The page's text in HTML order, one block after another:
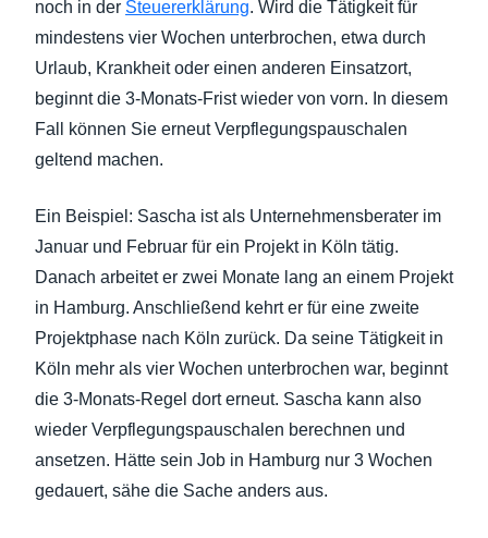
noch in der Steuererklärung. Wird die Tätigkeit für
mindestens vier Wochen unterbrochen, etwa durch
Urlaub, Krankheit oder einen anderen Einsatzort,
beginnt die 3-Monats-Frist wieder von vorn. In diesem
Fall können Sie erneut Verpflegungspauschalen
geltend machen.
Ein Beispiel: Sascha ist als Unternehmensberater im
Januar und Februar für ein Projekt in Köln tätig.
Danach arbeitet er zwei Monate lang an einem Projekt
in Hamburg. Anschließend kehrt er für eine zweite
Projektphase nach Köln zurück. Da seine Tätigkeit in
Köln mehr als vier Wochen unterbrochen war, beginnt
die 3-Monats-Regel dort erneut. Sascha kann also
wieder Verpflegungspauschalen berechnen und
ansetzen. Hätte sein Job in Hamburg nur 3 Wochen
gedauert, sähe die Sache anders aus.